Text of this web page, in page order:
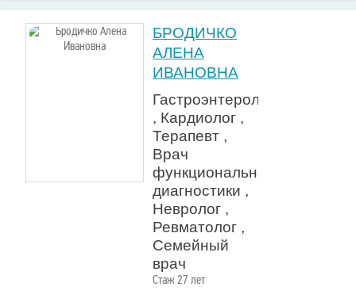
БРОДИЧКО
АЛЕНА
ИВАНОВНА
Гастроэнтеролог
, Кардиолог ,
Терапевт ,
Врач
функциональной
диагностики ,
Невролог ,
Ревматолог ,
Семейный
врач
Стаж 27 лет